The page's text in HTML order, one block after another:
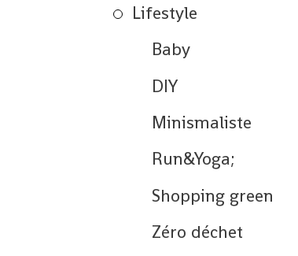
Lifestyle
Baby
DIY
Minismaliste
Run&Yoga;
Shopping green
Zéro déchet